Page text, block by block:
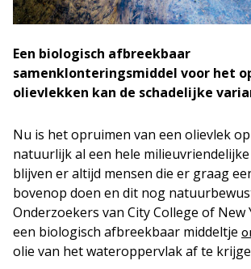
Een biologisch afbreekbaar
samenklonteringsmiddel voor het
olievlekken kan de schadelijke
Nu is het opruimen van een olievlek
natuurlijk al een hele
blijven er altijd mensen die er graag
bovenop doen en dit nog
Onderzoekers van City College of New
een biologisch afbreekbaar middeltje
olie van het wateroppervlak af te